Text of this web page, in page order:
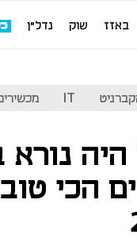
באזז שוק נדל"ן
IT
הכי